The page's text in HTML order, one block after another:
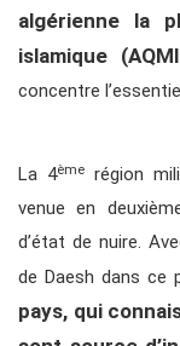
algérienne la
islamique
concentre
La 4èmerégion
venue en
d’état de nuire.
de Daesh dans ce
pays, qui